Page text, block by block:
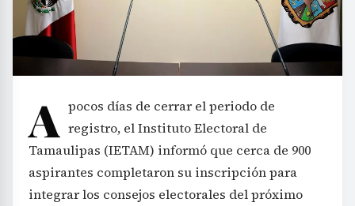
A pocos días de cerrar el periodo de
registro, el Instituto Electoral de
Tamaulipas (IETAM) informó que cerca de 900
aspirantes completaron su inscripción para
integrar los consejos electorales del próximo